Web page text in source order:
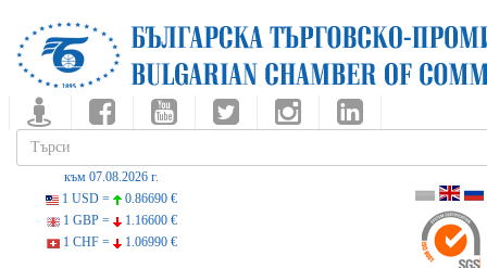
към 07.08.2026 г.
1 USD =
0.86690 €
1 GBP =
1.16600 €
1 CHF =
1.06990 €